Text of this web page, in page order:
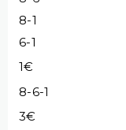
8-1
6-1
1€
8-6-1
3€